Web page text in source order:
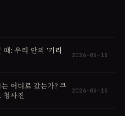
: 우리 안의 '기리
2026-05-15
어디로 갔는가? 쿠
청사진
2026-05-15